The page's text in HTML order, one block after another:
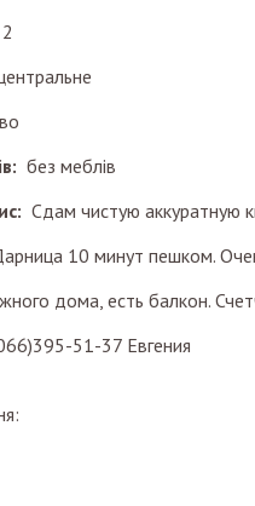
2
без меблів
Сдам чистую аккуратную
10 минут пешком.
дома, есть балкон.
51-37 Евгения